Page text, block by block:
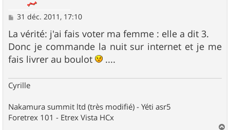
M
s
s
a
g
e
31 déc. 2011, 17:10
La vérité: j'ai fais voter ma femme : elle a dit 3.
Donc je commande la nuit sur internet et je me
fais livrer au boulot
....
Cyrille
Nakamura summit ltd (très modifié) - Yéti asr5
Foretrex 101 - Etrex Vista HCx